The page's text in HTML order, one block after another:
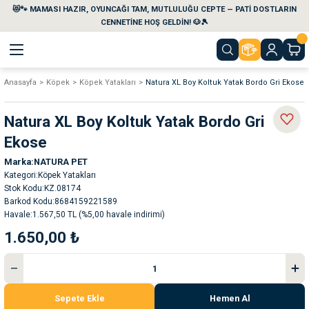
😻🐾 MAMASI HAZIR, OYUNCAĞI TAM, MUTLULUĞU CEPTE — PATİ DOSTLARIN
CENNETİNE HOŞ GELDİN! 🐶🎾
Geri Dön
Geri Dön
Temizlik Ürünleri
Geri Dön
Geri Dön
Geri Dön
Geri Dön
Anasayfa Köpek Köpek Yatakları Natura XL Boy Koltuk Yatak Bordo Gri Ekose
Natura XL Boy Koltuk Yatak Bordo Gri
Ekose
Marka NATURA PET
Kategori Köpek Yatakları
Stok Kodu KZ.08174
Barkod Kodu 8684159221589
Havale 1.567,50 TL (%5,00 havale indirimi)
1.650,00 ₺
Sepete Ekle Hemen Al